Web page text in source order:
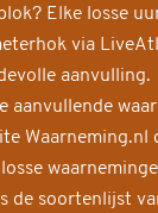
Elke losse
via
aanvulling.
aanvullende
Waarneming.nl
de soortenlijst